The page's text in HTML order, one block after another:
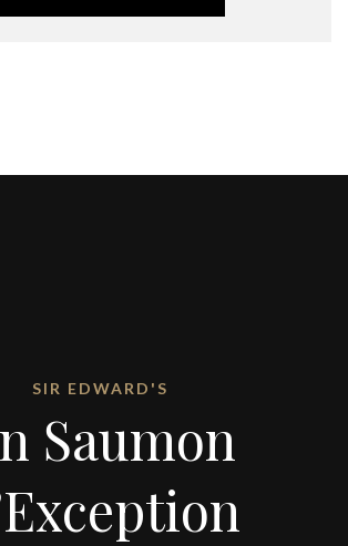
SIR EDWARD'S
Saumon